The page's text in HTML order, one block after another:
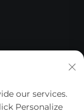
our services.
Personalize